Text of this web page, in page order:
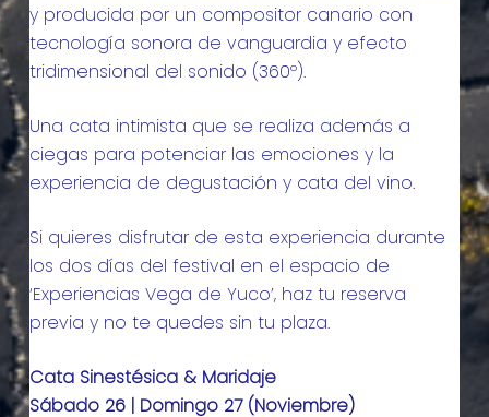
y producida por un compositor canario con
tecnología sonora de vanguardia y efecto
tridimensional del sonido (360º).
Una cata intimista que se realiza además a
ciegas para potenciar las emociones y la
experiencia de degustación y cata del vino.
Si quieres disfrutar de esta experiencia durante
los dos días del festival en el espacio de
‘Experiencias Vega de Yuco’, haz tu reserva
previa y no te quedes sin tu plaza.
Cata Sinestésica & Maridaje
Sábado 26 | Domingo 27 (Noviembre)